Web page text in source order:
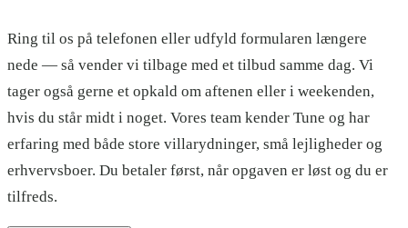
Ring til os på telefonen eller udfyld formularen længere
nede — så vender vi tilbage med et tilbud samme dag. Vi
tager også gerne et opkald om aftenen eller i weekenden,
hvis du står midt i noget. Vores team kender Tune og har
erfaring med både store villarydninger, små lejligheder og
erhvervsboer. Du betaler først, når opgaven er løst og du er
tilfreds.